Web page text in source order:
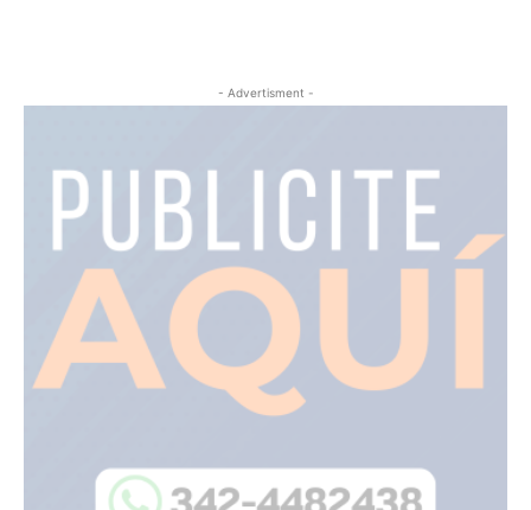
- Advertisment -